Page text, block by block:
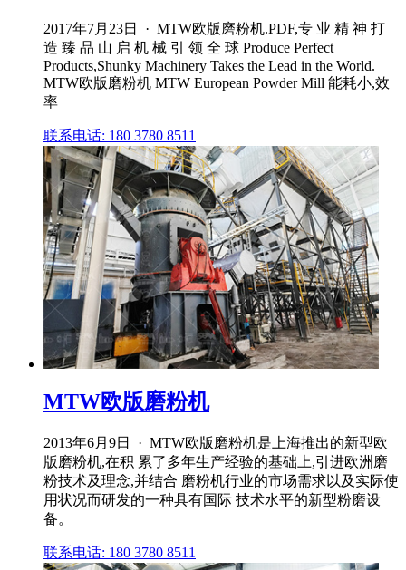
2017年7月23日 · MTW欧版磨粉机.PDF,专 业 精 神 打
造 臻 品 山 启 机 械 引 领 全 球 Produce Perfect
Products,Shunky Machinery Takes the Lead in the World.
MTW欧版磨粉机 MTW European Powder Mill 能耗小,效
率
联系电话: 180 3780 8511
MTW欧版磨粉机
2013年6月9日 · MTW欧版磨粉机是上海推出的新型欧
版磨粉机,在积 累了多年生产经验的基础上,引进欧洲磨
粉技术及理念,并结合 磨粉机行业的市场需求以及实际使
用状况而研发的一种具有国际 技术水平的新型粉磨设
备。
联系电话: 180 3780 8511